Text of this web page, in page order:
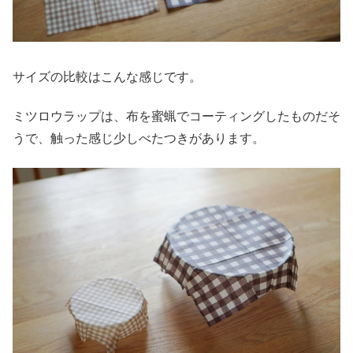
サイズの比較はこんな感じです。
ミツロウラップは、布を蜜蝋でコーティングしたものだそ
うで、触った感じ少しべたつきがあります。